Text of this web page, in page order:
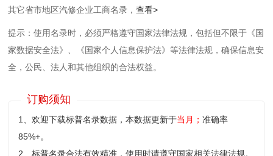
其它省市地区汽修企业工商名录，查看>
提示：使用名录时，必须严格遵守国家法律法规，包括但不限于《国
家数据安全法》、《国家个人信息保护法》等‌法律法规，确保信息安
全，公民、法人和其他组织的合法权益。
订购须知
1、欢迎下载标普名录数据，本数据更新于当月；准确率
85%+。
2、标普名录合法有效精准，使用时请遵守国家相关法律法规。